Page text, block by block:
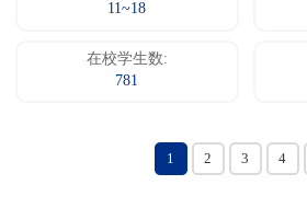
11~18
在校学生数:
781
1 2 3 4